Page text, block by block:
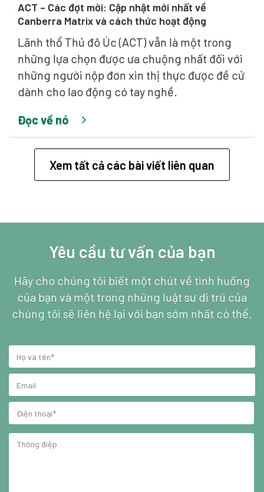
ACT – Các đợt mời: Cập nhật mới nhất về
Canberra Matrix và cách thức hoạt động
Lãnh thổ Thủ đô Úc (ACT) vẫn là một trong
những lựa chọn được ưa chuộng nhất đối với
những người nộp đơn xin thị thực được đề cử
dành cho lao động có tay nghề.
Đọc về nó
Xem tất cả các bài viết liên quan
Yêu cầu tư vấn của bạn
Hãy cho chúng tôi biết một chút về tình huống
của bạn và một trong những luật sư di trú của
chúng tôi sẽ liên hệ lại với bạn sớm nhất có thể.